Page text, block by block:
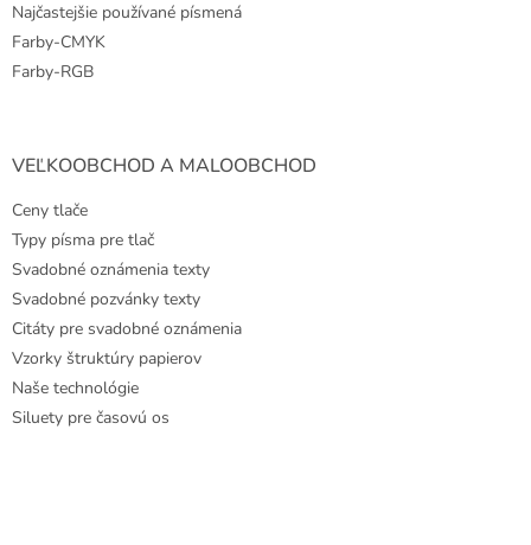
Najčastejšie používané písmená
Farby-CMYK
Farby-RGB
VEĽKOOBCHOD A MALOOBCHOD
Ceny tlače
Typy písma pre tlač
Svadobné oznámenia texty
Svadobné pozvánky texty
Citáty pre svadobné oznámenia
Vzorky štruktúry papierov
Naše technológie
Siluety pre časovú os